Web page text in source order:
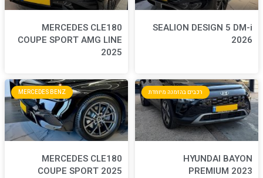
MERCEDES CLE180
COUPE SPORT AMG LINE
MERCEDES BENZ
MERCEDES CLE180
COUPE SPORT 2025